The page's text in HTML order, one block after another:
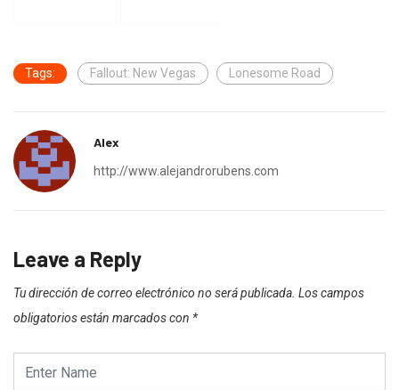
Tags: Fallout: New Vegas Lonesome Road
Alex
http://www.alejandrorubens.com
Leave a Reply
Tu dirección de correo electrónico no será publicada. Los campos
obligatorios están marcados con *